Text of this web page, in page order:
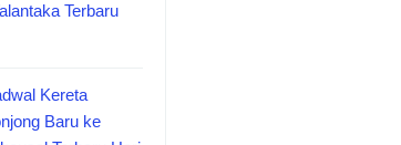
Terbaru
Kereta
Baru ke